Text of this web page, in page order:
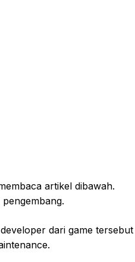
artikel dibawah.
dari game tersebut